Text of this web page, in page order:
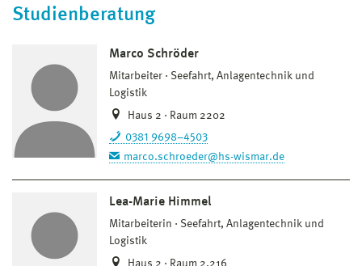
Studienberatung
Marco Schröder
Mitarbeiter
Seefahrt, Anlagentechnik und
Logistik
Haus 2 · Raum 2202
0381 9698–4503
marco.schroeder@hs-wismar.de
Lea-Marie Himmel
Mitarbeiterin
Seefahrt, Anlagentechnik und
Logistik
Haus 2 · Raum 2.216